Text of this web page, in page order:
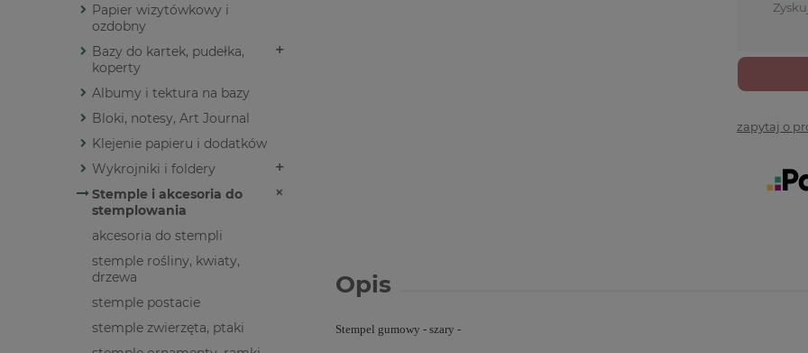
Papier wizytówkowy i
ozdobny
Bazy do kartek, pudełka,
koperty
Albumy i tektura na bazy
Bloki, notesy, Art Journal
Klejenie papieru i dodatków
Wykrojniki i foldery
Stemple i akcesoria do
stemplowania
akcesoria do stempli
stemple rośliny, kwiaty,
drzewa
stemple postacie
stemple zwierzęta, ptaki
zapytaj o
Opis
Stempel gumowy - szary -